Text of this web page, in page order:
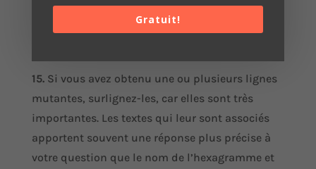
croix et des cercles dessinés sur les lignes
mutantes, dans le cas où vous auriez obtenu un
15.Si vous avez obtenu une ou plusieurs lignes
mutantes, surlignez-les, car elles sont très
importantes. Les textes qui leur sont associés
apportent souvent une réponse plus précise à
votre question que le nom de l’hexagramme et
Gratuit!